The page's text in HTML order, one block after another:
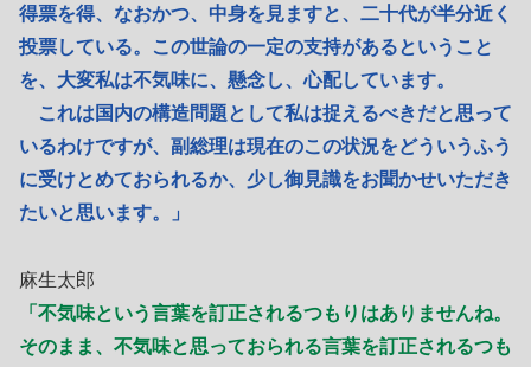
得票を得、なおかつ、中身を見ますと、二十代が半分近く
投票している。この世論の一定の支持があるということ
を、大変私は不気味に、懸念し、心配しています。
これは国内の構造問題として私は捉えるべきだと思って
いるわけですが、副総理は現在のこの状況をどういうふう
に受けとめておられるか、少し御見識をお聞かせいただき
たいと思います。」
麻生太郎
「不気味という言葉を訂正されるつもりはありませんね。
そのまま、不気味と思っておられる言葉を訂正されるつも